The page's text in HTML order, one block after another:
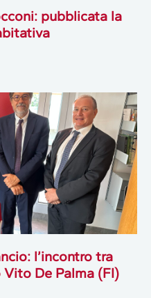
pubblicata la
l’incontro tra
De Palma (FI)